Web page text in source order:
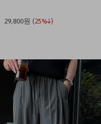
29,800원 (25%↓)